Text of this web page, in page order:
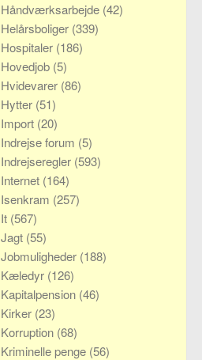
Håndværksarbejde (42)
Helårsboliger (339)
Hospitaler (186)
Hovedjob (5)
Hvidevarer (86)
Hytter (51)
Import (20)
Indrejse forum (5)
Indrejseregler (593)
Internet (164)
Isenkram (257)
It (567)
Jagt (55)
Jobmuligheder (188)
Kæledyr (126)
Kapitalpension (46)
Kirker (23)
Korruption (68)
Kriminelle penge (56)